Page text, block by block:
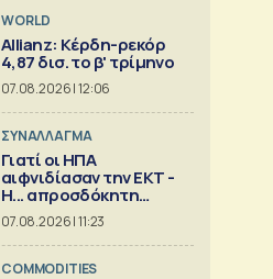
WORLD
Allianz: Κέρδη-ρεκόρ
4,87 δισ. το β' τρίμηνο
07.08.2026 | 12:06
ΣΥΝΑΛΛΑΓΜΑ
Γιατί οι ΗΠΑ
αιφνιδίασαν την ΕΚΤ -
Η... απροσδόκητη
κίνηση
07.08.2026 | 11:23
COMMODITIES